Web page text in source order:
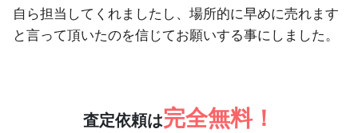
自ら担当してくれましたし、場所的に早めに売れます
と言って頂いたのを信じてお願いする事にしました。
査定依頼は完全無料！